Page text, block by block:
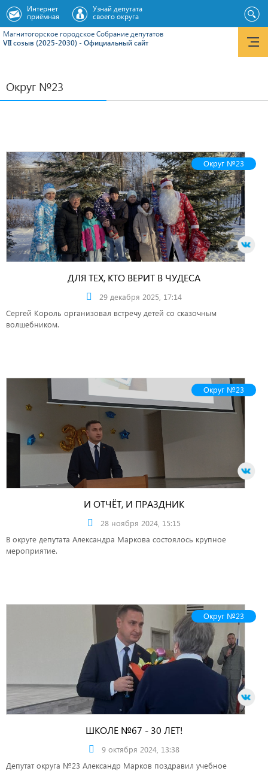
Магнитогорское городское Cобрание депутатов
VII созыв (2025-2030) - Официальный сайт
Интернет
приёмная
Узнай депутата
своего округа
Округ №23
Округ №23
ДЛЯ ТЕХ, КТО ВЕРИТ В ЧУДЕСА
29 декабря 2025, 17:14
Сергей Король организовал встречу детей со сказочным
волшебником.
Округ №23
И ОТЧЁТ, И ПРАЗДНИК
28 ноября 2024, 15:15
В округе депутата Александра Маркова состоялось крупное
мероприятие.
Округ №23
ШКОЛЕ №67 - 30 ЛЕТ!
9 октября 2024, 13:38
Депутат округа №23 Александр Марков поздравил учебное